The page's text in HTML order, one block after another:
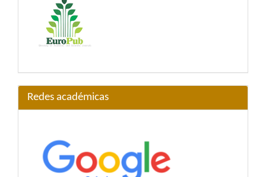
Redes académicas